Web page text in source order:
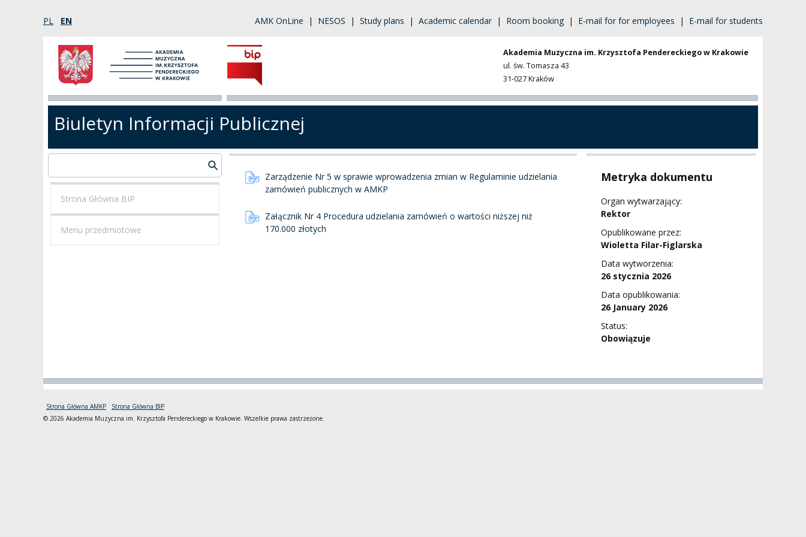
PL EN AMK OnLine | NESOS | Study plans | Academic calendar | Room booking | E-mail for for employees | E-mail for students
Akademia Muzyczna im. Krzysztofa Pendereckiego w Krakowie
ul. św. Tomasza 43
31-027 Kraków
Biuletyn Informacji Publicznej
Strona Główna BIP
Menu przedmiotowe
Metryka dokumentu
Organ wytwarzający:
Rektor
Opublikowane przez:
Wioletta Filar-Figlarska
Data wytworzenia:
26 stycznia 2026
Data opublikowania:
26 January 2026
Status:
Obowiązuje
Zarządzenie Nr 5 w sprawie wprowadzenia zmian w Regulaminie udzielania
zamówień publicznych w AMKP
Załącznik Nr 4 Procedura udzielania zamówień o wartości niższej niż
170.000 złotych
Strona Główna AMKP
Strona Główna BIP
© 2026 Akademia Muzyczna im. Krzysztofa Pendereckiego w Krakowie. Wszelkie prawa zastrzeżone.